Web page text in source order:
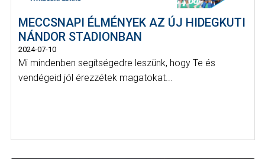
MECCSNAPI ÉLMÉNYEK AZ ÚJ HIDEGKUTI
NÁNDOR STADIONBAN
2024-07-10
Mi mindenben segítségedre leszünk, hogy Te és
vendégeid jól érezzétek magatokat...